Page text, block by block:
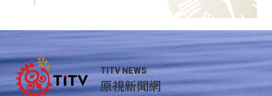
TITV NEWS
原視新聞網